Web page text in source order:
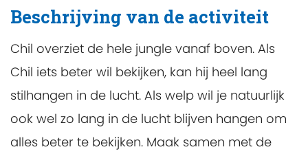
Beschrijving van de activiteit
Chil overziet de hele jungle vanaf boven. Als
Chil iets beter wil bekijken, kan hij heel lang
stilhangen in de lucht. Als welp wil je natuurlijk
ook wel zo lang in de lucht blijven hangen om
alles beter te bekijken. Maak samen met de